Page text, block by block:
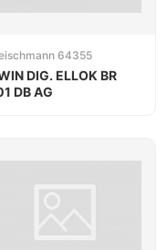
64355
DIG. ELLOK BR
DB AG